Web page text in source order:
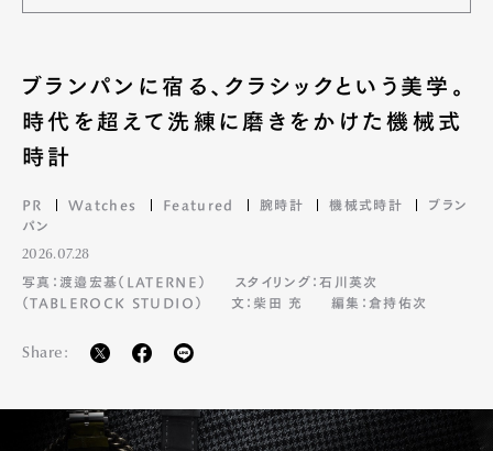
ブランパンに宿る、クラシックという美学。
時代を超えて洗練に磨きをかけた機械式
時計
PR Watches Featured 腕時計 機械式時計
ブラン
パン
2026.07.28
写真：渡邉宏基（LATERNE）
スタイリング：石川英次
（TABLEROCK STUDIO）
文：柴田 充 編集：倉持佑次
Share: